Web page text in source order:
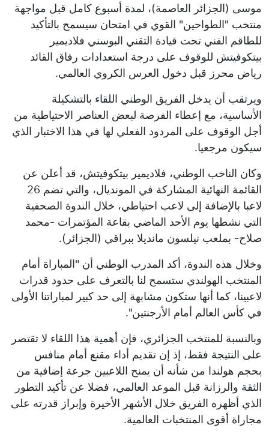
موسى (الجزائر العاصمة)، لمدة أسبوع كامل قبل مواجهة
منتخب "الطواحين" القوي في امتحان سيسمح بالتأكيد
للطاقم الفني تحت قيادة التقني البوسني فلاديمير
بيتكوفيتش للوقوف على درجة استعدادات رفاق القائد
رياض محرز قبل دخول العرس الكروي العالمي.
ويرتقب أن يدخل الفريق الوطني اللقاء بالتشكيلة
الأساسية، مع إعطاء الفرصة لبعض العناصر الاحتياطية من
أجل الوقوف على المردود الفعلي لها في هذا الاختبار الذي
سيكون مرجعيا.
وكان الناخب الوطني، فلاديمير بيتكوفيتش، قد أعلن عن
القائمة النهائية المشاركة في المونديال، والتي تضم 26
لاعبا بالإضافة إلى لاعب احتياطي، خلال الندوة الصحفية
التي نشطها يوم الأحد الماضي بقاعة المؤتمرات -محمد
صلاح- بملعب نيلسون مانديلا ببراقي (الجزائر).
وخلال هذه الندوة، أكد المدرب الوطني أن "المباراة أمام
المنتخب الهولندي ستسمح لنا بالتعرف على حدود قدرات
لاعبينا، كما أنها ستكون مشابهة إلى حد كبير لمباراتنا الأولى
في كأس العالم أمام الأرجنتين".
وبالنسبة للمنتخب الجزائري، فإن أهمية هذا اللقاء لا تقتصر
على النتيجة فقط، إذ إن تقديم أداء مقنع أمام منافس
بحجم هولندا من شأنه أن يمنح اللاعبين جرعة إضافية من
الثقة والرزانة قبل الموعد العالمي، فضلا عن تأكيد التطور
الذي أظهره الفريق خلال الأشهر الأخيرة وإبراز قدرته على
مجاراة أقوى المنتخبات العالمية.